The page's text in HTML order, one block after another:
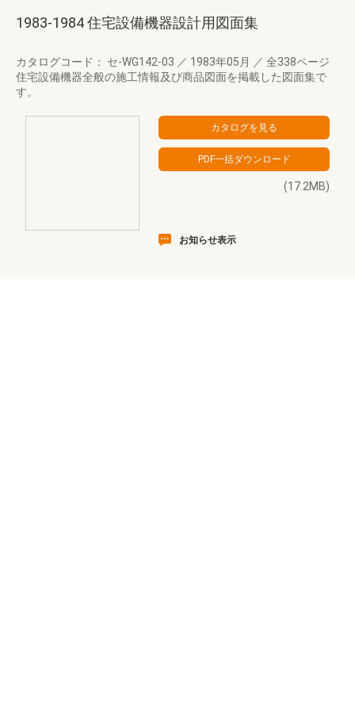
1983-1984 住宅設備機器設計用図面集
カタログコード： セ-WG142-03 ／ 1983年05月 ／ 全338ページ
住宅設備機器全般の施工情報及び商品図面を掲載した図面集で
す。
(17.2MB)
お知らせ表示